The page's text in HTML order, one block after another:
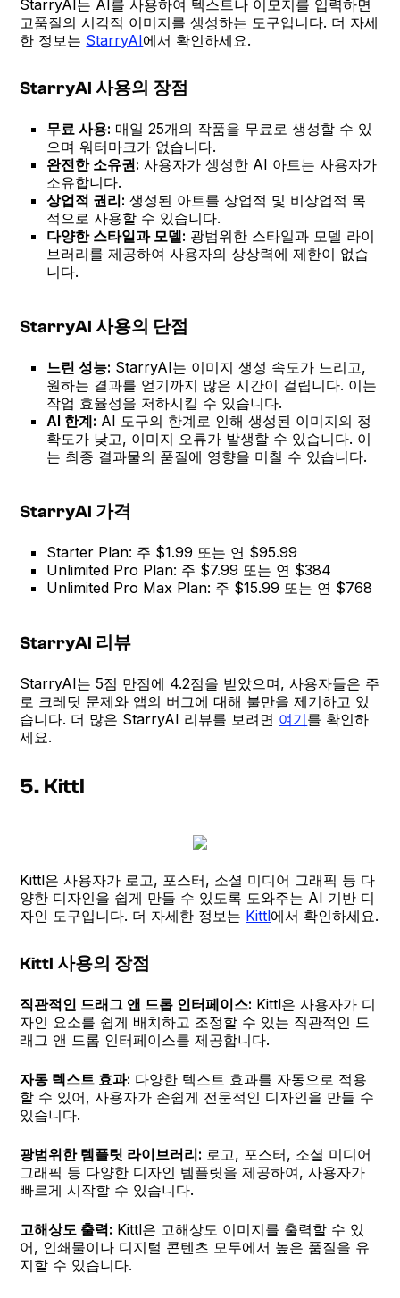
StarryAI는 AI를 사용하여 텍스트나 이모지를 입력하면
고품질의 시각적 이미지를 생성하는 도구입니다. 더 자세
한 정보는 StarryAI에서 확인하세요.
StarryAI 사용의 장점
무료 사용: 매일 25개의 작품을 무료로 생성할 수 있
으며 워터마크가 없습니다.
완전한 소유권: 사용자가 생성한 AI 아트는 사용자가
소유합니다.
상업적 권리: 생성된 아트를 상업적 및 비상업적 목
적으로 사용할 수 있습니다.
다양한 스타일과 모델: 광범위한 스타일과 모델 라이
브러리를 제공하여 사용자의 상상력에 제한이 없습
니다.
StarryAI 사용의 단점
느린 성능: StarryAI는 이미지 생성 속도가 느리고,
원하는 결과를 얻기까지 많은 시간이 걸립니다. 이는
작업 효율성을 저하시킬 수 있습니다.
AI 한계: AI 도구의 한계로 인해 생성된 이미지의 정
확도가 낮고, 이미지 오류가 발생할 수 있습니다. 이
는 최종 결과물의 품질에 영향을 미칠 수 있습니다.
StarryAI 가격
Starter Plan: 주 $1.99 또는 연 $95.99
Unlimited Pro Plan: 주 $7.99 또는 연 $384
Unlimited Pro Max Plan: 주 $15.99 또는 연 $768
StarryAI 리뷰
StarryAI는 5점 만점에 4.2점을 받았으며, 사용자들은 주
로 크레딧 문제와 앱의 버그에 대해 불만을 제기하고 있
습니다. 더 많은 StarryAI 리뷰를 보려면 여기를 확인하
세요.
5. Kittl
Kittl은 사용자가 로고, 포스터, 소셜 미디어 그래픽 등 다
양한 디자인을 쉽게 만들 수 있도록 도와주는 AI 기반 디
자인 도구입니다. 더 자세한 정보는 Kittl에서 확인하세요.
Kittl 사용의 장점
직관적인 드래그 앤 드롭 인터페이스: Kittl은 사용자가 디
자인 요소를 쉽게 배치하고 조정할 수 있는 직관적인 드
래그 앤 드롭 인터페이스를 제공합니다.
자동 텍스트 효과: 다양한 텍스트 효과를 자동으로 적용
할 수 있어, 사용자가 손쉽게 전문적인 디자인을 만들 수
있습니다.
광범위한 템플릿 라이브러리: 로고, 포스터, 소셜 미디어
그래픽 등 다양한 디자인 템플릿을 제공하여, 사용자가
빠르게 시작할 수 있습니다.
고해상도 출력: Kittl은 고해상도 이미지를 출력할 수 있
어, 인쇄물이나 디지털 콘텐츠 모두에서 높은 품질을 유
지할 수 있습니다.